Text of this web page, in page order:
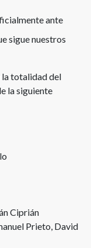
ante
sigue nuestros
la totalidad del
la siguiente
Ciprián
Prieto, David